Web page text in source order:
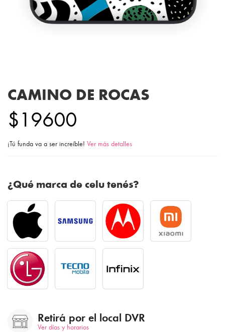
CAMINO DE ROCAS
$19600
¡Tú funda va a ser increíble! Ver más detalles
¿Qué marca de celu tenés?
Retirá por el local DVR
Ver días y horarios